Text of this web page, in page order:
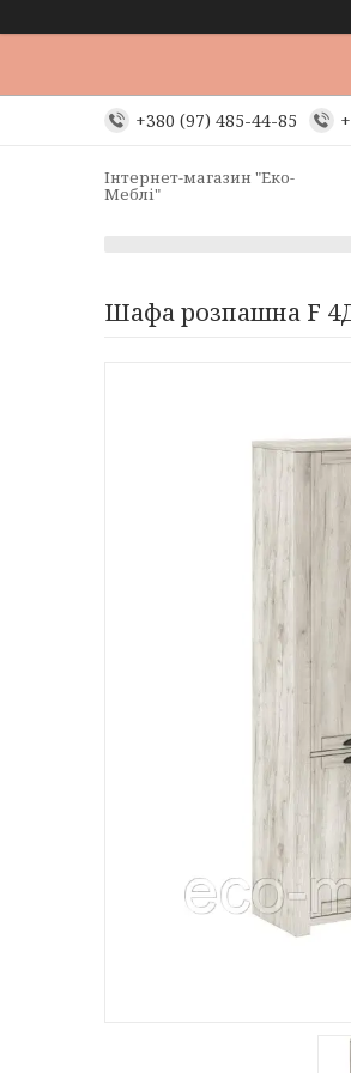
+380 (97) 485-44-85
Інтернет-магазин "Еко-
Меблі"
Шафа розпашна F